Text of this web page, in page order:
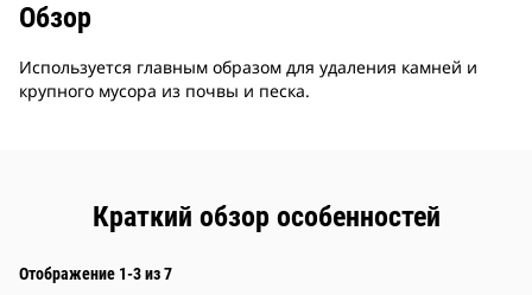
Обзор
Используется главным образом для удаления камней и
крупного мусора из почвы и песка.
Краткий обзор особенностей
Отображение 1-3 из 7